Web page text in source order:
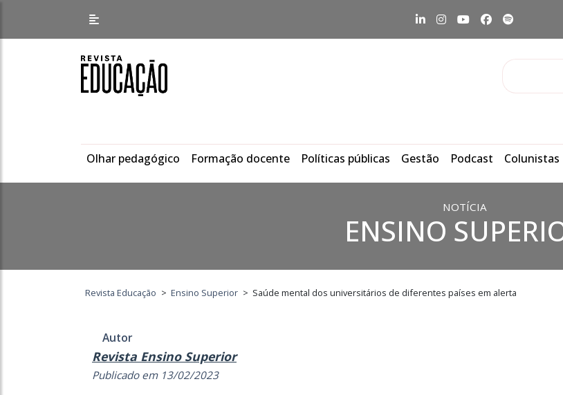
Olhar pedagógico Formação docente Políticas públicas Gestão Podcast Colunistas
NOTÍCIA
ENSINO
Revista Educação > Ensino Superior > Saúde mental dos universitários de diferentes países em alerta
Autor
Revista Ensino Superior
Publicado em 13/02/2023